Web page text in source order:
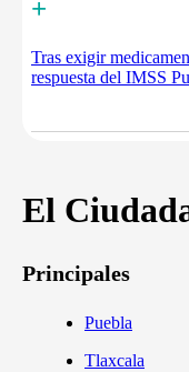
+
Tras exigir
respuesta del IMSS
El
Principales
Puebla
Tlaxcala